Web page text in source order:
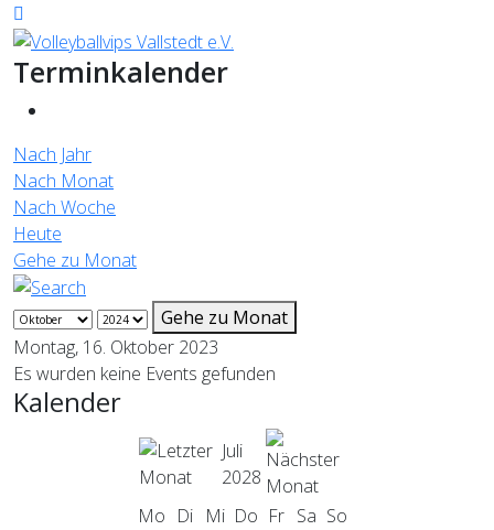
Terminkalender
Nach Jahr
Nach Monat
Nach Woche
Heute
Gehe zu Monat
Gehe zu Monat
Montag, 16. Oktober 2023
Es wurden keine Events gefunden
Kalender
Juli
2028
Mo Di Mi Do Fr Sa So